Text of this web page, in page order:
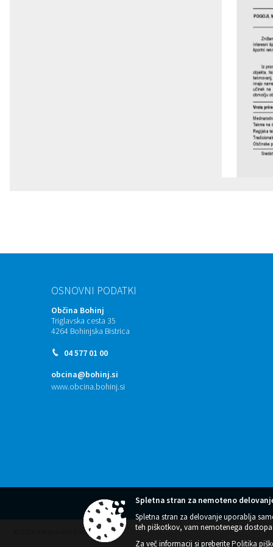
POGOJI,
interesni
športni
Iz
objekta,
tekmovanj,
imajo
učinek na
območju
Vrsta
Tekme na
Regijska
Občinske
OSNOVNI PODATKI
Občina Bohinj
Triglavska cesta 35
4264 Bohinjska Bistrica
04 577 01 00
obcina@bohinj.si
www.obcina.bohinj.si
© 2026 Vse pravice pridržane
Splošni pogoji spletne strani
|
Spletna stran za nemoteno
Spletna stran za delovanje uporablja
teh piškotkov, vam nemotenega
Za več informacij si preberitePolitika